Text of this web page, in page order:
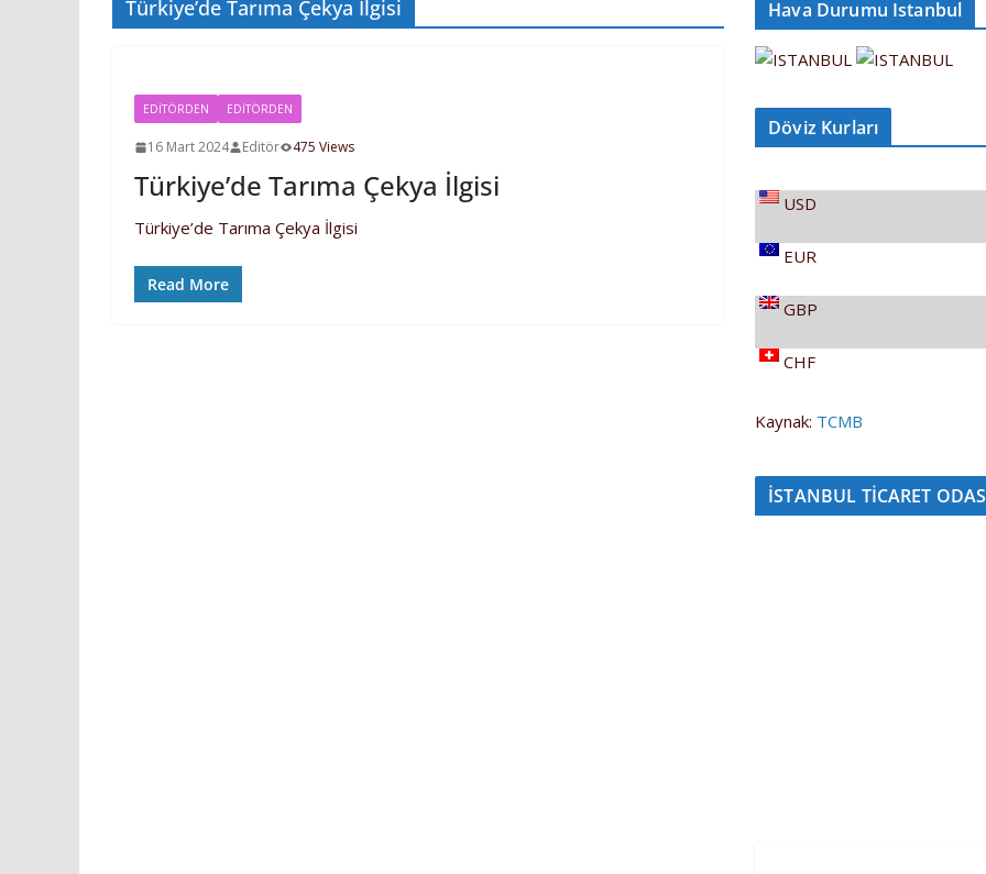
Türkiye’de Tarıma Çekya İlgisi
EDİTÖRDEN EDITÖRDEN
16 Mart 2024 Editör 475 Views
Türkiye’de Tarıma Çekya İlgisi
Türkiye’de Tarıma Çekya İlgisi
Read More
Hava Durumu Istanbul
Döviz Kurları
USD
EUR
GBP
CHF
Kaynak: TCMB
İSTANBUL TİCARET